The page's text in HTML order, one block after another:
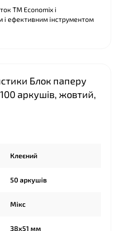
ТМ Economix і
і ефективним інструментом
Блок паперу
аркушів, жовтий,
Клеєний
50 аркушів
Мікс
38х51 мм